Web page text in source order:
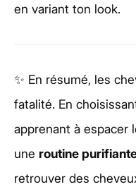
en variant ton look.
✨ En résumé, les
fatalité. En
apprenant à espacer
une routine
retrouver des